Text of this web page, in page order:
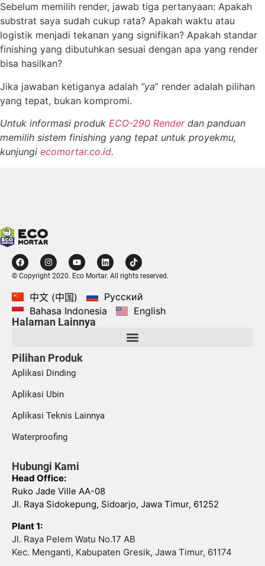
Sebelum memilih render, jawab tiga pertanyaan: Apakah
substrat saya sudah cukup rata? Apakah waktu atau
logistik menjadi tekanan yang signifikan? Apakah standar
finishing yang dibutuhkan sesuai dengan apa yang render
bisa hasilkan?
Jika jawaban ketiganya adalah “ya” render adalah pilihan
yang tepat, bukan kompromi.
Untuk informasi produk ECO-290 Renderdan panduan
memilih sistem finishing yang tepat untuk proyekmu,
kunjungi ecomortar.co.id.
© Copyright 2020. Eco Mortar. All rights reserved.
中文 (中国)
Русский
Bahasa Indonesia
English
Halaman Lainnya
Pilihan Produk
Aplikasi Dinding
Aplikasi Ubin
Aplikasi Teknis Lainnya
Waterproofing
Hubungi Kami
Head Office:
Ruko Jade Ville AA-08
Jl. Raya Sidokepung, Sidoarjo, Jawa Timur, 61252
Plant 1:
Jl. Raya Pelem Watu No.17 AB
Kec. Menganti, Kabupaten Gresik, Jawa Timur, 61174